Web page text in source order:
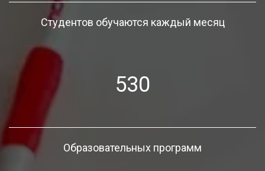
Студентов обучаются каждый месяц
530
Образовательных программ